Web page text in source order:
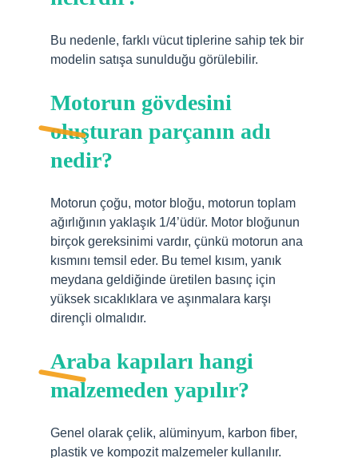
Bu nedenle, farklı vücut tiplerine sahip tek bir
modelin satışa sunulduğu görülebilir.
Motorun gövdesini
oluşturan parçanın adı
nedir?
Motorun çoğu, motor bloğu, motorun toplam
ağırlığının yaklaşık 1/4’üdür. Motor bloğunun
birçok gereksinimi vardır, çünkü motorun ana
kısmını temsil eder. Bu temel kısım, yanık
meydana geldiğinde üretilen basınç için
yüksek sıcaklıklara ve aşınmalara karşı
dirençli olmalıdır.
Araba kapıları hangi
malzemeden yapılır?
Genel olarak çelik, alüminyum, karbon fiber,
plastik ve kompozit malzemeler kullanılır.